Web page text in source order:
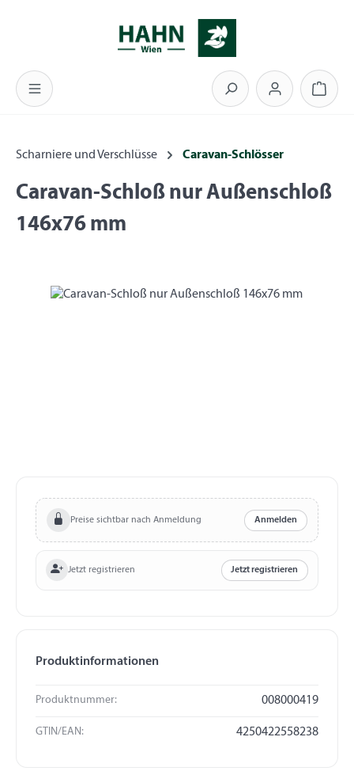
Scharniere und Verschlüsse Caravan-Schlösser
Caravan-Schloß nur Außenschloß
146x76 mm
Bildergalerie überspringen
Preise sichtbar nach Anmeldung Anmelden
Jetzt registrieren Jetzt registrieren
Produktinformationen
Produktnummer: 008000419
GTIN/EAN: 4250422558238